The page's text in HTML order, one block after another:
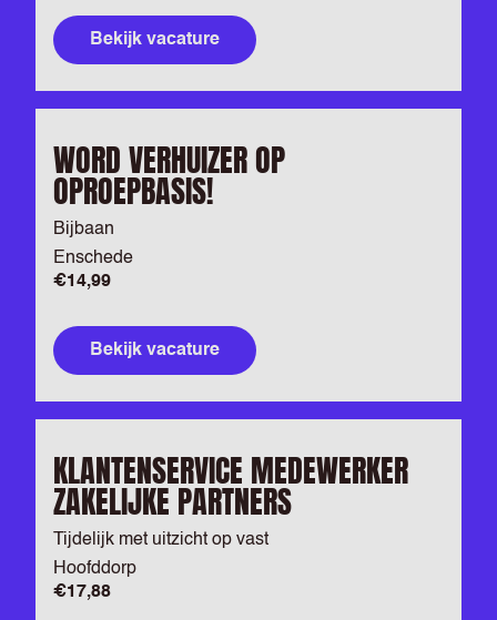
Bekijk vacature
WORD VERHUIZER OP
OPROEPBASIS!
Bijbaan
Enschede
€14,99
Bekijk vacature
KLANTENSERVICE MEDEWERKER
ZAKELIJKE PARTNERS
Tijdelijk met uitzicht op vast
Hoofddorp
€17,88